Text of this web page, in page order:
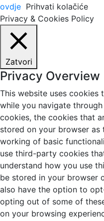
ovdje Prihvati kolačiće
Privacy & Cookies Policy
Zatvori
Privacy Overview
This website uses cookies
while you navigate
cookies, the cookies that
stored on your browser as
working of basic
use third-party cookies
understand how you use
be stored in your browser
also have the option to
opting out of some of
on your browsing